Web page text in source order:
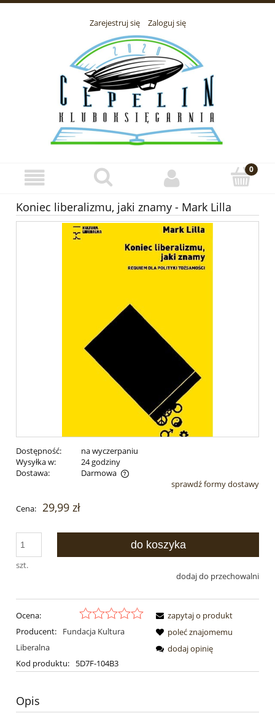
Zarejestruj się Zaloguj się
Koniec liberalizmu, jaki znamy - Mark Lilla
Dostępność:
na wyczerpaniu
Wysyłka w:
24 godziny
Dostawa:
Darmowa
Cena nie zawiera ewentualnych kosztów płatnościsprawdź formy dostawy
Cena: 29,99 zł
szt.
do koszyka
dodaj do przechowalni
Ocena:
Producent:
Fundacja Kultura
Liberalna
Kod produktu:
5D7F-104B3
zapytaj o produkt
poleć znajomemu
dodaj opinię
Opis